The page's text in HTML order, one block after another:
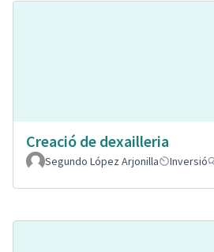
Creació de dexailleria
Segundo López Arjonilla
Inversió